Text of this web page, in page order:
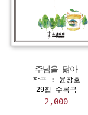
주님을 닮아
작곡 : 윤창호
29집 수록곡
2,000